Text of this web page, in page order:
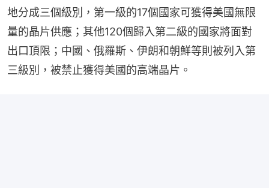
地分成三個級別，第一級的17個國家可獲得美國無限
量的晶片供應；其他120個歸入第二級的國家將面對
出口頂限；中國、俄羅斯、伊朗和朝鮮等則被列入第
三級別，被禁止獲得美國的高端晶片。